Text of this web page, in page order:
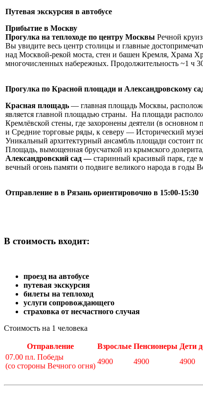
Путевая экскурсия в автобусе
Прибытие в Москву
Прогулка на теплоходе по центру Москвы Речной
Вы увидите весь центр столицы и главные
над Москвой-рекой моста, стен и башен Кремля, Храма
многочисленных набережных. Продолжительность ~1 ч
Прогулка по Красной площади и Александровскому
Красная площадь — главная площадь Москвы,
является главной площадью страны. На площади
Кремлёвской стены, где захоронены деятели (в
и Средние торговые ряды, к северу — Исторический
Уникальный архитектурный ансамбль площади
Площадь, вымощенная брусчаткой из крымского
Александровский сад—старинный красивый парк, где
вечный огонь памяти о подвиге великого народа в годы
Отправление в в Рязань ориентировочно в 15:00-15:30
В стоимость входит:
проезд на автобусе
путевая экскурсия
билеты на теплоход
услуги сопровождающего
страховка от несчастного случая
Стоимость на 1 человека
Отправление Взрослые Пенсионеры Дети
07.00 пл. Победы
(со стороны Вечного огня)
4900 4900 4900